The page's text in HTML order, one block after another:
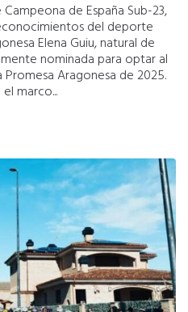
de España Sub-23,
del deporte
Elena Guiu, natural de
nominada para optar al
Aragonesa de 2025.
marco...